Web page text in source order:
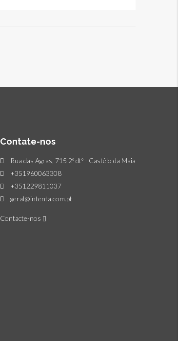
Contate-nos
Rua das Agras, 715 2º dtº - Castêlo da Maia
+351960063308
+351229811037
geral@intenta.com.pt
Contacte-nos